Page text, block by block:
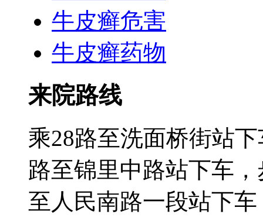
牛皮癣危害
牛皮癣药物
来院路线
乘28路至洗面桥街站
路至锦里中路站下车
至人民南路一段站下